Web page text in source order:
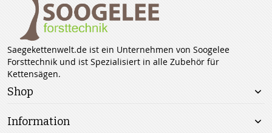
Saegekettenwelt.de ist ein Unternehmen von Soogelee
Forsttechnik und ist Spezialisiert in alle Zubehör für
Kettensägen.
Shop
Information